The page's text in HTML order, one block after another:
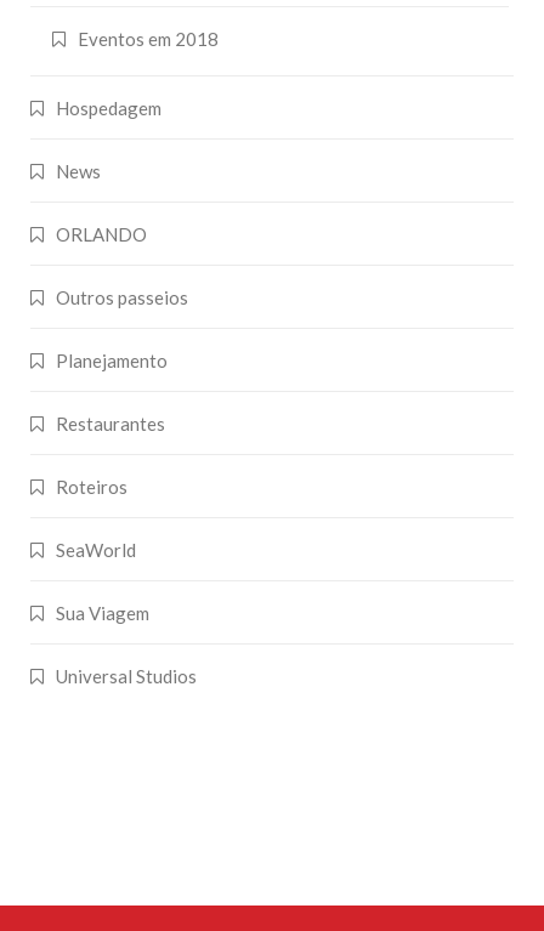
Eventos em 2018
Hospedagem
News
ORLANDO
Outros passeios
Planejamento
Restaurantes
Roteiros
SeaWorld
Sua Viagem
Universal Studios